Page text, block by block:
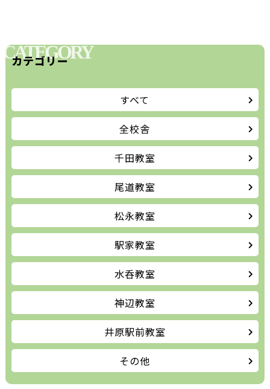
CATEGORY
カテゴリー
すべて
全校舎
千田教室
尾道教室
松永教室
駅家教室
水呑教室
神辺教室
井原駅前教室
その他